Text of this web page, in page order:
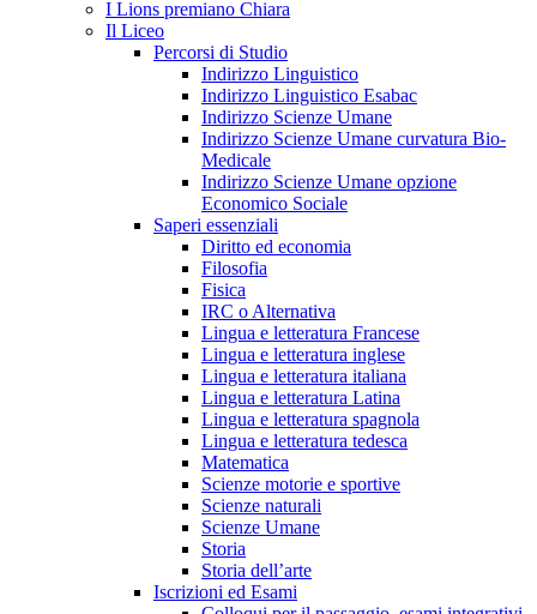
I Lions premiano Chiara
Il Liceo
Percorsi di Studio
Indirizzo Linguistico
Indirizzo Linguistico Esabac
Indirizzo Scienze Umane
Indirizzo Scienze Umane curvatura Bio-
Medicale
Indirizzo Scienze Umane opzione
Economico Sociale
Saperi essenziali
Diritto ed economia
Filosofia
Fisica
IRC o Alternativa
Lingua e letteratura Francese
Lingua e letteratura inglese
Lingua e letteratura italiana
Lingua e letteratura Latina
Lingua e letteratura spagnola
Lingua e letteratura tedesca
Matematica
Scienze motorie e sportive
Scienze naturali
Scienze Umane
Storia
Storia dell’arte
Iscrizioni ed Esami